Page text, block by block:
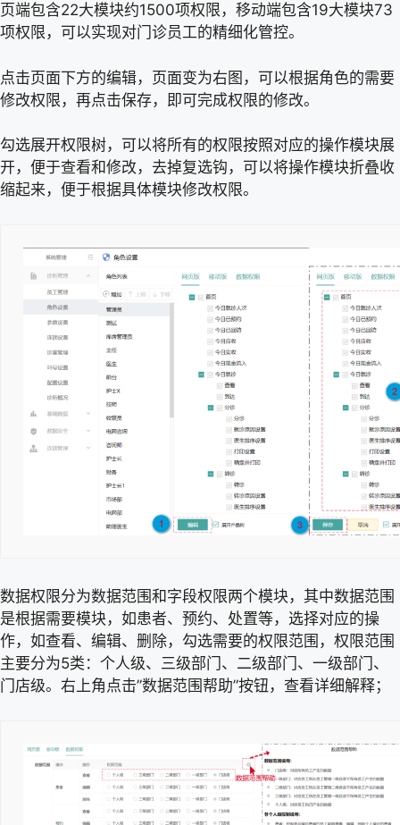
页端包含22大模块约1500项权限，移动端包含19大模块73
项权限，可以实现对门诊员工的精细化管控。
点击页面下方的编辑，页面变为右图，可以根据角色的需要
修改权限，再点击保存，即可完成权限的修改。
勾选展开权限树，可以将所有的权限按照对应的操作模块展
开，便于查看和修改，去掉复选钩，可以将操作模块折叠收
缩起来，便于根据具体模块修改权限。
数据权限分为数据范围和字段权限两个模块，其中数据范围
是根据需要模块，如患者、预约、处置等，选择对应的操
作，如查看、编辑、删除，勾选需要的权限范围，权限范围
主要分为5类：个人级、三级部门、二级部门、一级部门、
门店级。右上角点击”数据范围帮助”按钮，查看详细解释；